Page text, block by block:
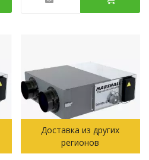
Доставка из других
регионов